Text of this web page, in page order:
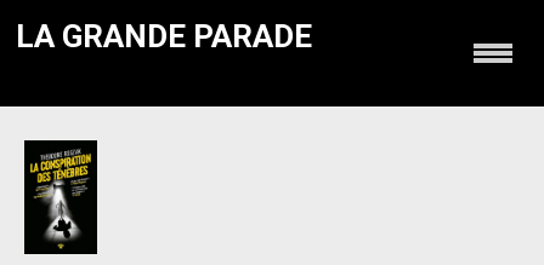
LA GRANDE PARADE